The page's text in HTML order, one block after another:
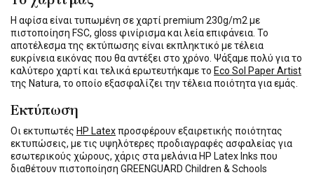
Η αφίσα είναι τυπωμένη σε χαρτί premium 230g/m2 με
πιστοποίηση FSC, gloss φινίρισμα και λεία επιφάνεια. Το
αποτέλεσμα της εκτύπωσης είναι εκπληκτικό με τέλεια
ευκρίνεια εικόνας που θα αντέξει στο χρόνο. Ψάξαμε πολύ για το
καλύτερο χαρτί και τελικά ερωτευτήκαμε το Eco Sol Paper Artist
της Natura, το οποίο εξασφαλίζει την τέλεια ποιότητα για εμάς.
Εκτύπωση
Οι εκτυπωτές HP Latexπροσφέρουν εξαιρετικής ποιότητας
εκτυπώσεις, με τις υψηλότερες προδιαγραφές ασφαλείας για
εσωτερικούς χώρους, χάρις στα μελάνια HP Latex Inks που
διαθέτουν πιστοποίηση GREENGUARD Children & Schools